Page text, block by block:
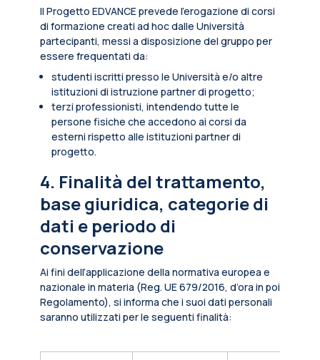
Il Progetto EDVANCE prevede l’erogazione di corsi
di formazione creati ad hoc dalle Università
partecipanti, messi a disposizione del gruppo per
essere frequentati da:
studenti iscritti presso le Università e/o altre
istituzioni di istruzione partner di progetto;
terzi professionisti, intendendo tutte le
persone fisiche che accedono ai corsi da
esterni rispetto alle istituzioni partner di
progetto.
4. Finalità del trattamento,
base giuridica, categorie di
dati e periodo di
conservazione
Ai fini dell’applicazione della normativa europea e
nazionale in materia (Reg. UE 679/2016, d’ora in poi
Regolamento), si informa che i suoi dati personali
saranno utilizzati per le seguenti finalità: